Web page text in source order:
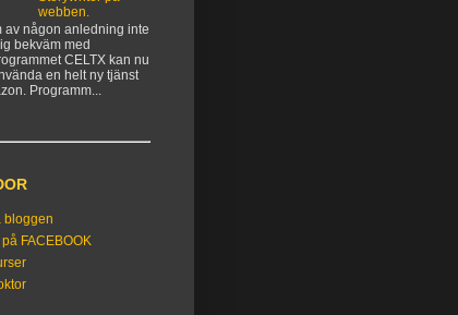
webben.
av någon anledning inte
bekväm med
CELTX kan nu
en helt ny tjänst
Programm...
bloggen
FACEBOOK